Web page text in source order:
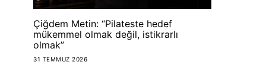
Çiğdem Metin: “Pilateste hedef
mükemmel olmak değil, istikrarlı
olmak”
31 TEMMUZ 2026